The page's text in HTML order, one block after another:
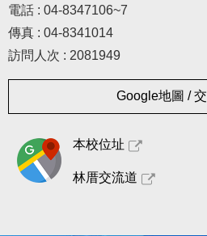
電話 : 04-8347106~7
傳真 : 04-8341014
訪問人次 : 2081949
Google地圖 /
本校位址
林厝交流道